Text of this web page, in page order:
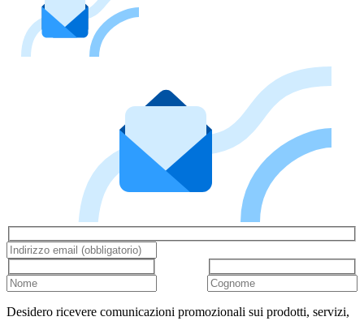
Desidero ricevere comunicazioni promozionali sui prodotti, servizi,